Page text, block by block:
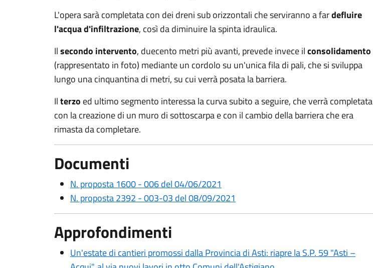
L'opera sarà completata con dei dreni sub orizzontali che serviranno a fardefluire
l'acqua d'infiltrazione, così da diminuire la spinta idraulica.
Ilsecondo intervento, duecento metri più avanti, prevede invece ilconsolidamento
(rappresentato in foto) mediante un cordolo su un'unica fila di pali, che si sviluppa
lungo una cinquantina di metri, su cui verrà posata la barriera.
Ilterzo ed ultimo segmento interessa la curva subito a seguire, che verrà completata
con la creazione di un muro di sottoscarpa e con il cambio della barriera che era
rimasta da completare.
Documenti
N. proposta 1600 - 006 del 04/06/2021
N. proposta 2392 - 003-03 del 08/09/2021
Approfondimenti
Un'estate di cantieri promossi dalla Provincia di Asti: riapre la S.P. 59 "Asti –